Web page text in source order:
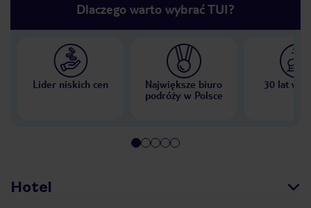
Dlaczego warto wybrać TUI?
Lider niskich cen
Największe biuro
podróży w Polsce
30 lat w
Hotel